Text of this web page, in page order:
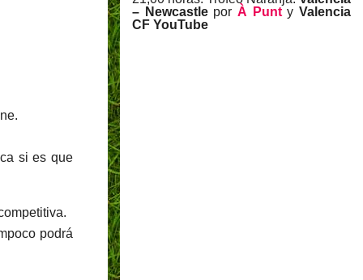
si es que
podrá
– Newcastle porÀ PuntyValencia
CF YouTube